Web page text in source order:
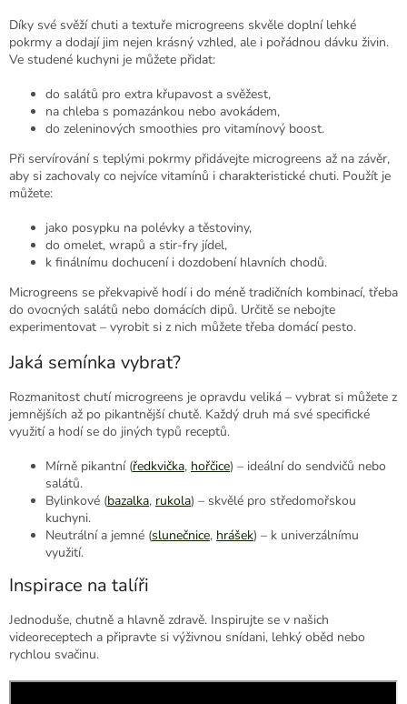
Díky své svěží chuti a textuře microgreens skvěle doplní lehké
pokrmy a dodají jim nejen krásný vzhled, ale i pořádnou dávku živin.
Ve studené kuchyni je můžete přidat:
do salátů pro extra křupavost a svěžest,
na chleba s pomazánkou nebo avokádem,
do zeleninových smoothies pro vitamínový boost.
Při servírování s teplými pokrmy přidávejte microgreens až na závěr,
aby si zachovaly co nejvíce vitamínů i charakteristické chuti. Použít je
můžete:
jako posypku na polévky a těstoviny,
do omelet, wrapů a stir-fry jídel,
k finálnímu dochucení i dozdobení hlavních chodů.
Microgreens se překvapivě hodí i do méně tradičních kombinací, třeba
do ovocných salátů nebo domácích dipů. Určitě se nebojte
experimentovat – vyrobit si z nich můžete třeba domácí pesto.
Jaká semínka vybrat?
Rozmanitost chutí microgreens je opravdu veliká – vybrat si můžete z
jemnějších až po pikantnější chutě. Každý druh má své specifické
využití a hodí se do jiných typů receptů.
Mírně pikantní (ředkvička, hořčice) – ideální do sendvičů nebo
salátů.
Bylinkové (bazalka, rukola) – skvělé pro středomořskou
kuchyni.
Neutrální a jemné (slunečnice, hrášek) – k univerzálnímu
využití.
Inspirace na talíři
Jednoduše, chutně a hlavně zdravě. Inspirujte se v našich
videoreceptech a připravte si výživnou snídani, lehký oběd nebo
rychlou svačinu.